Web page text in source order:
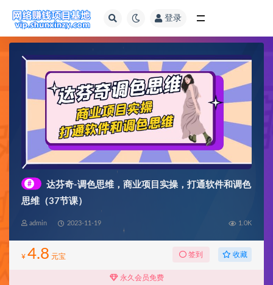
登录
#
达芬奇-调色思维，商业项目实操，打通软件和调色
思维（37节课）
admin 2023-11-19 1.0K
¥ 4.8 元宝 签到 收藏
永久会员免费